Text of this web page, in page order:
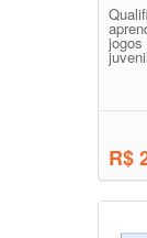
R$